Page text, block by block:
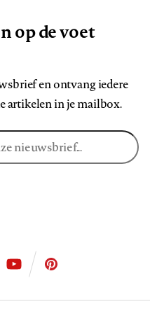
op de voet
en ontvang iedere
artikelen in je mailbox.
ons
ons